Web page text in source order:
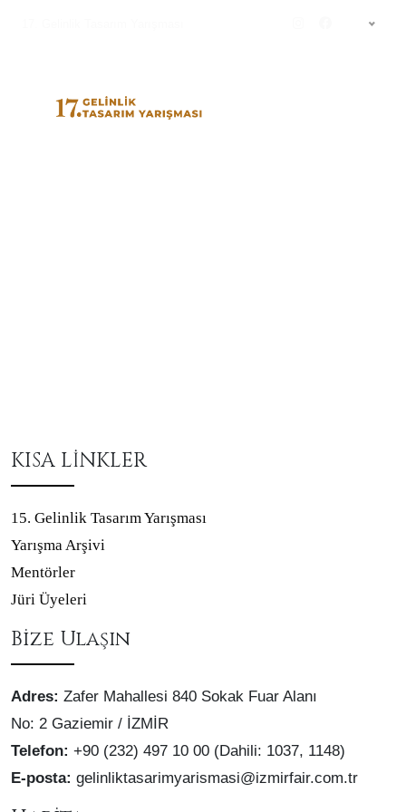
KISA LİNKLER
15. Gelinlik Tasarım Yarışması
Yarışma Arşivi
Mentörler
Jüri Üyeleri
Bize Ulaşın
Adres: Zafer Mahallesi 840 Sokak Fuar Alanı
No: 2 Gaziemir / İZMİR
Telefon: +90 (232) 497 10 00 (Dahili: 1037, 1148)
E-posta: gelinliktasarimyarismasi@izmirfair.com.tr